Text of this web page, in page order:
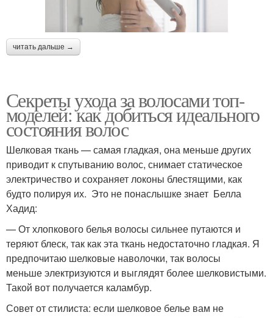
читать дальше →
Секреты ухода за волосами топ-
моделей: как добиться идеального
состояния волос
Шелковая ткань — самая гладкая, она меньше других
приводит к спутыванию волос, снимает статическое
электричество и сохраняет локоны блестящими, как
будто полируя их. Это не понаслышке знает Белла
Хадид:
— От хлопкового белья волосы сильнее путаются и
теряют блеск, так как эта ткань недостаточно гладкая. Я
предпочитаю шелковые наволочки, так волосы
меньше электризуются и выглядят более шелковистыми.
Такой вот получается каламбур.
Совет от стилиста: если шелковое белье вам не